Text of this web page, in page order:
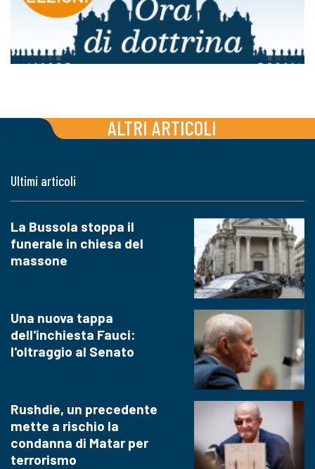
ALTRI ARTICOLI
Ultimi articoli
La Bussola stoppa il
funerale in chiesa del
massone
Una nuova tappa
dell'inchiesta Fauci:
l'oltraggio al Senato
Rushdie, un precedente
mette a rischio la
condanna di Matar per
terrorismo